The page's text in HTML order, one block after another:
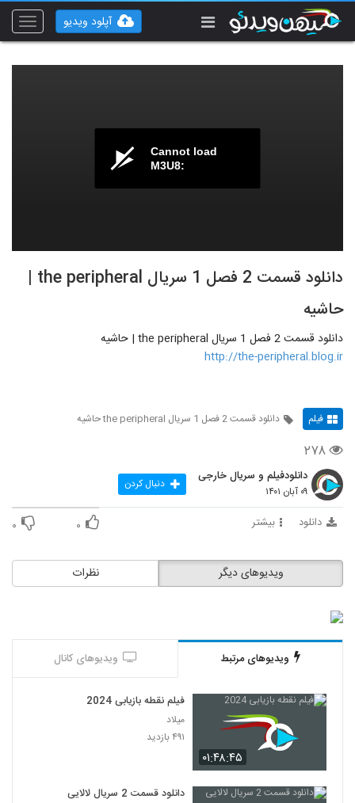
Toggle
آپلود ویدیو
Cannot load
M3U8:
دانلود قسمت 2 فصل 1 سریال the peripheral |
حاشیه
دانلود قسمت 2 فصل 1 سریال the peripheral | حاشیه
http://the-peripheral.blog.ir
فیلم دانلود قسمت 2 فصل 1 سریال the peripheral حاشیه
۲۷۸
دانلودفیلم و سریال خارجی
۰۹ آبان ۱۴۰۱ دنبال کردن
دانلود بیشتر ۰ ۰
نظرات ویدیوهای دیگر
ویدیوهای مرتبط ویدیوهای کانال
۰۱:۴۸:۴۵
فیلم نقطه بازیابی 2024
میلاد
۴۹۱ بازدید
دانلود قسمت 2 سریال لالایی